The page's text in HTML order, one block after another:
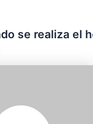
se realiza el